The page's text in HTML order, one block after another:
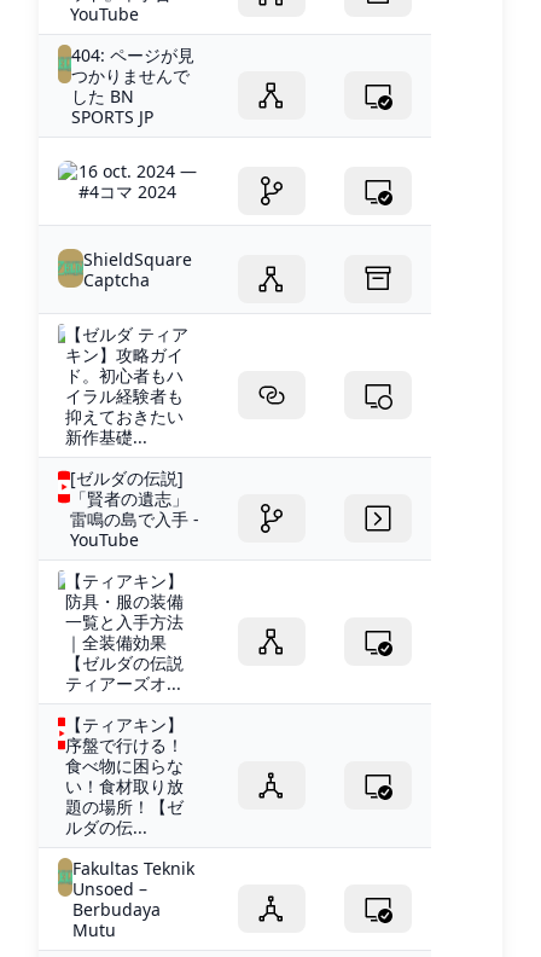
YouTube
404: ページが見
つかりませんで
した BN
SPORTS JP
16 oct. 2024 —
#4コマ 2024
ShieldSquare
Captcha
【ゼルダ ティア
キン】攻略ガイ
ド。初心者もハ
イラル経験者も
抑えておきたい
新作基礎...
[ゼルダの伝説]
「賢者の遺志」
雷鳴の島で入手 -
YouTube
【ティアキン】
防具・服の装備
一覧と入手方法
｜全装備効果
【ゼルダの伝説
ティアーズオ...
【ティアキン】
序盤で行ける！
食べ物に困らな
い！食材取り放
題の場所！【ゼ
ルダの伝...
Fakultas Teknik
Unsoed –
Berbudaya
Mutu